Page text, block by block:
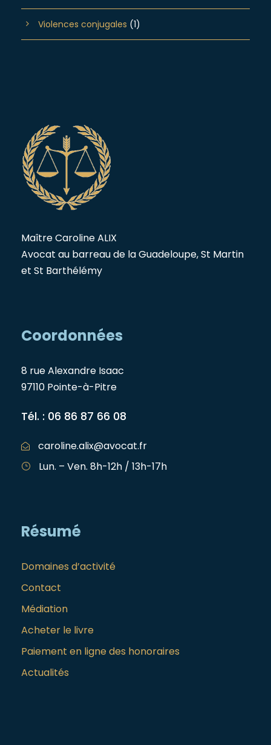
Violences conjugales (1)
Maître Caroline ALIX
Avocat au barreau de la Guadeloupe, St Martin
et St Barthélémy
Coordonnées
8 rue Alexandre Isaac
97110 Pointe-à-Pitre
Tél. : 06 86 87 66 08
caroline.alix@avocat.fr
Lun. – Ven. 8h-12h / 13h-17h
Résumé
Domaines d’activité
Contact
Médiation
Acheter le livre
Paiement en ligne des honoraires
Actualités